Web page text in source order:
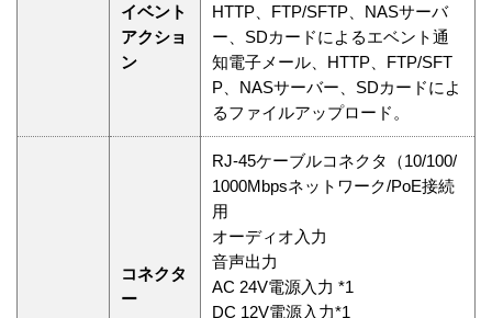
イベント
アクショ
ン
HTTP、FTP/SFTP、NASサーバ
ー、SDカードによるエベント通
知電子メール、HTTP、FTP/SFT
P、NASサーバー、SDカードによ
るファイルアップロード。
コネクタ
ー
RJ-45ケーブルコネクタ（10/100/
1000Mbpsネットワーク/PoE接続
用
オーディオ入力
音声出力
AC 24V電源入力 *1
DC 12V電源入力*1